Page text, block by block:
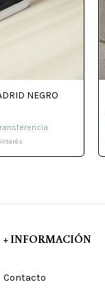
NEGRO
+ INFORMACIÓN
Contacto